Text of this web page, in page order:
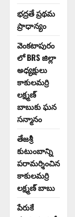
భద్రతే ప్రథమ
ప్రాధాన్యం
వెంకటాపురం
లో BRS జిల్లా
అధ్యక్షులు
కాకులమర్రి
లక్ష్మణ్
బాబుకు ఘన
సన్మానం
తేజశ్రీ
కుటుంబాన్ని
పరామర్శించిన
కాకులమర్రి
లక్ష్మణ్ బాబు
పేరుకే